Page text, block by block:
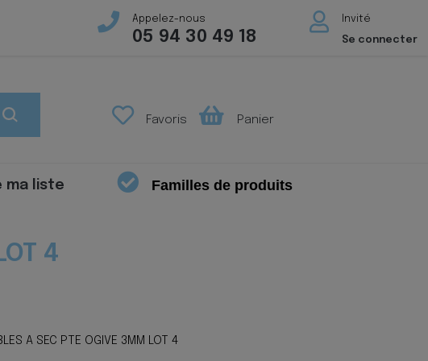
Appelez-nous
05 94 30 49 18
Invité
Se connecter
Favoris Panier
ma liste
Familles de produits
4
A SEC PTE OGIVE 3MM LOT 4